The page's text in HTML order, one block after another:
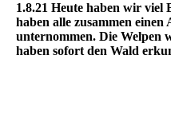
1.8.21 Heute haben wir viel
haben alle zusammen einen
unternommen. Die Welpen
haben sofort den Wald